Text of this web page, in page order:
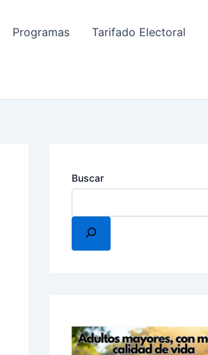
Programas Tarifado Electoral
Buscar